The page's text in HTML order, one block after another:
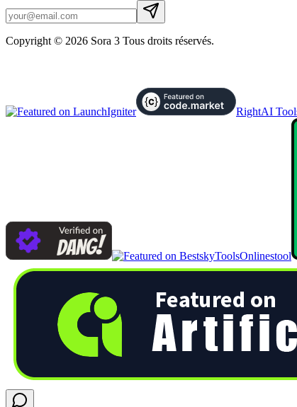
Copyright © 2026 Sora 3 Tous droits réservés.
RightAI
Onlinestool